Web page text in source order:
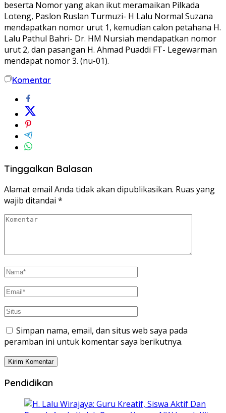
beserta Nomor yang akan ikut meramaikan Pilkada
Loteng, Paslon Ruslan Turmuzi- H Lalu Normal Suzana
mendapatkan nomor urut 1, kemudian calon petahana H.
Lalu Pathul Bahri- Dr. HM Nursiah mendapatkan nomor
urut 2, dan pasangan H. Ahmad Puaddi FT- Legewarman
mendapat nomor 3. (nu-01).
Komentar
Tinggalkan Balasan
Alamat email Anda tidak akan dipublikasikan. Ruas yang
wajib ditandai *
Simpan nama, email, dan situs web saya pada
peramban ini untuk komentar saya berikutnya.
Pendidikan